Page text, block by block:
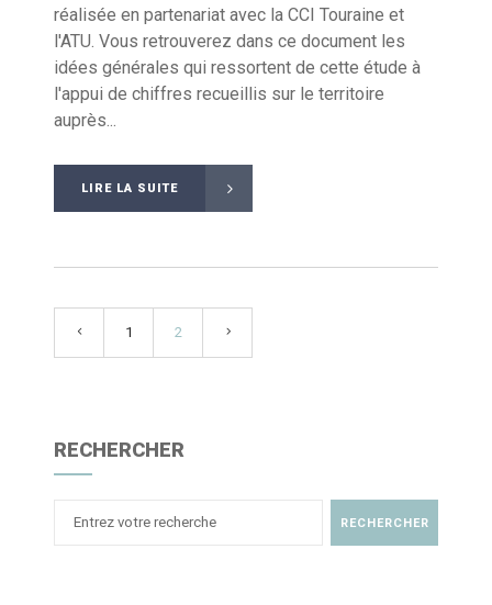
réalisée en partenariat avec la CCI Touraine et
l'ATU. Vous retrouverez dans ce document les
idées générales qui ressortent de cette étude à
l'appui de chiffres recueillis sur le territoire
auprès...
LIRE LA SUITE
1 2
RECHERCHER